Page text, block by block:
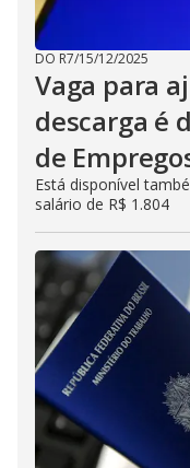
DO R7/15/12/2025
Vaga para
descarga é
de
Está disponível
salário de R$ 1.804